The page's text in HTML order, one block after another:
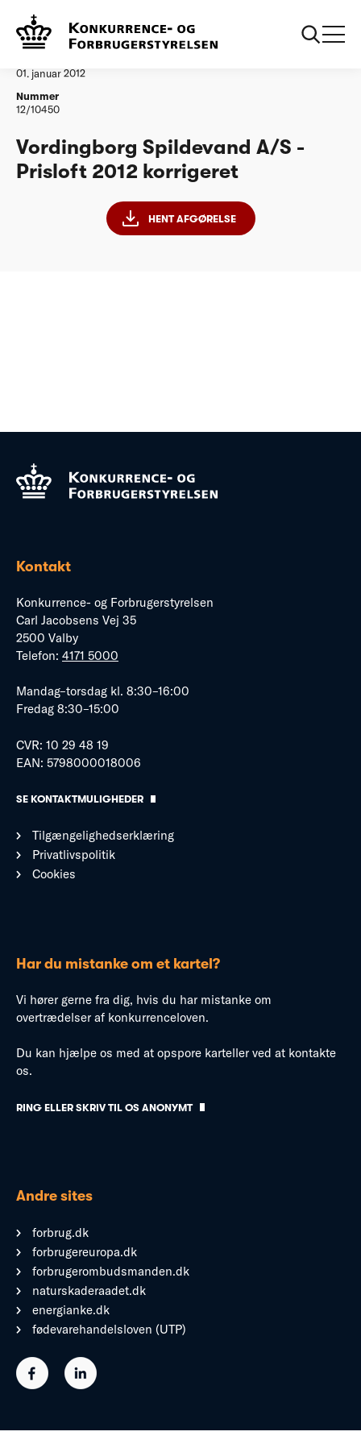
Vandtilsyn
01. januar 2012
Nummer
12/10450
Vordingborg Spildevand A/S -
Prisloft 2012 korrigeret
HENT AFGØRELSE
Kontakt
Konkurrence- og Forbrugerstyrelsen
Carl Jacobsens Vej 35
2500 Valby
Telefon: 4171 5000
Mandag–torsdag kl. 8:30–16:00
Fredag 8:30–15:00
CVR: 10 29 48 19
EAN: 5798000018006
SE KONTAKTMULIGHEDER
Tilgængelighedserklæring
Privatlivspolitik
Cookies
Har du mistanke om et kartel?
Vi hører gerne fra dig, hvis du har mistanke om
overtrædelser af konkurrenceloven.
Du kan hjælpe os med at opspore karteller ved at kontakte
os.
RING ELLER SKRIV TIL OS ANONYMT
Andre sites
forbrug.dk
forbrugereuropa.dk
forbrugerombudsmanden.dk
naturskaderaadet.dk
energianke.dk
fødevarehandelsloven (UTP)